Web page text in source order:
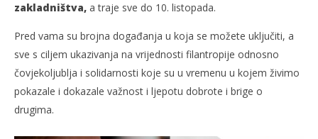
zakladništva, a traje sve do 10. listopada.
Pred vama su brojna događanja u koja se možete uključiti, a
sve s ciljem ukazivanja na vrijednosti filantropije odnosno
čovjekoljublja i solidarnosti koje su u vremenu u kojem živimo
pokazale i dokazale važnost i ljepotu dobrote i brige o
drugima.